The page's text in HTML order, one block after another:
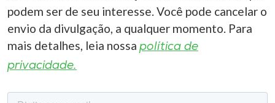
podem ser de seu interesse. Você pode cancelar o
envio da divulgação, a qualquer momento. Para
mais detalhes, leia nossa política de
privacidade.